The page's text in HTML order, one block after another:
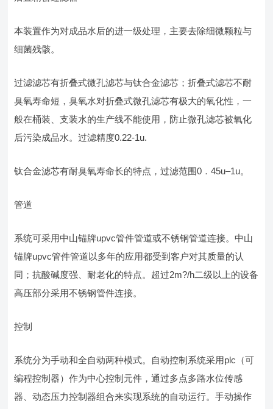
本装置作为对成品水后的进一级处理，主要去除细微颗粒与
细菌残骸。
过滤滤芯有折叠式微孔滤芯与钛合金滤芯；折叠式滤芯不耐
臭氧寿命短，臭氧水对折叠式微孔滤芯有极大的氧化性，一
般在桶装、支装水的生产线不能使用，防止微孔滤芯被氧化
后污染成品水。过滤精度0.22-1u.
钛合金滤芯有耐臭氧寿命长的特点，过滤范围0．45u–1u。
管道
系统可采用中山锚牌upvc管件管道或不锈钢管道连接。中山
锚牌upvc管件管道以多年的应用都受到客户对其质量的认
同；抗酸碱度强、耐老化的特点。超过2m?/h二级以上的设备
高压部分采用不锈钢管件连接。
控制
系统分为手动和全自动两种模式。自动控制系统采用plc（可
编程控制器）作为中心控制元件，通过多点多路水位传感
器、动态压力控制器组合来实现系统的自动运行。手动操作